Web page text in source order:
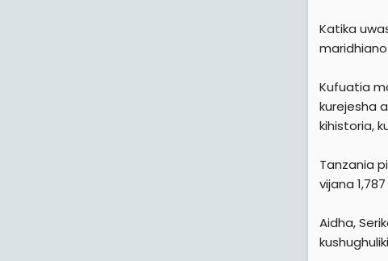
Katika
Kufuatia
kurejesha
kihistoria,
Tanzania
vijana
Aidha,